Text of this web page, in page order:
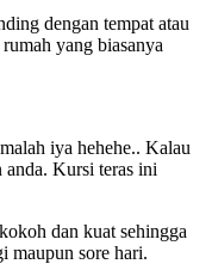
dengan tempat atau
yang biasanya
iya hehehe.. Kalau
anda. Kursi teras ini
dan kuat sehingga
maupun sore hari.